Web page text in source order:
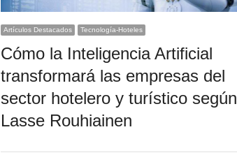
Artículos Destacados Tecnología-Hoteles
Cómo la Inteligencia Artificial
transformará las empresas del
sector hotelero y turístico según
Lasse Rouhiainen